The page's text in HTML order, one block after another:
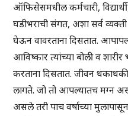
ऑफिसेसमधील कर्मचारी,
घडीभराची संगत, अशा सर्व
घेऊन वावरताना दिसतात.
आविष्कार त्यांच्या बोली व
करताना दिसतात. जीवन
लागते. जो तो आपल्यातच मग्न
असले तरी पाच वर्षाच्या मुलापासून